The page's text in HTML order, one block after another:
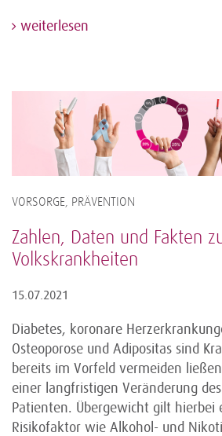
weiterlesen
VORSORGE, PRÄVENTION
Zahlen, Daten und Fakten
Volkskrankheiten
15.07.2021
Diabetes, koronare
Osteoporose und Adipositas sind
bereits im Vorfeld vermeiden
einer langfristigen Veränderung
Patienten. Übergewicht gilt hierbei
Risikofaktor wie Alkohol- und